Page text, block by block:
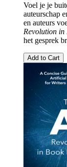
Voel je je
auteurschap
en auteurs
Revolution
het gesprek
Add to Cart